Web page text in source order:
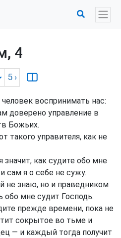
4
5 ›
воспринимать нас:
доверено управление в
Божьих.
такого управителя, как не
как судите обо мне
сам я о себе не сужу.
не знаю, но и праведником
обо мне судит Господь.
прежде времени, пока не
сокрытое во тьме и
— и каждый тогда получит